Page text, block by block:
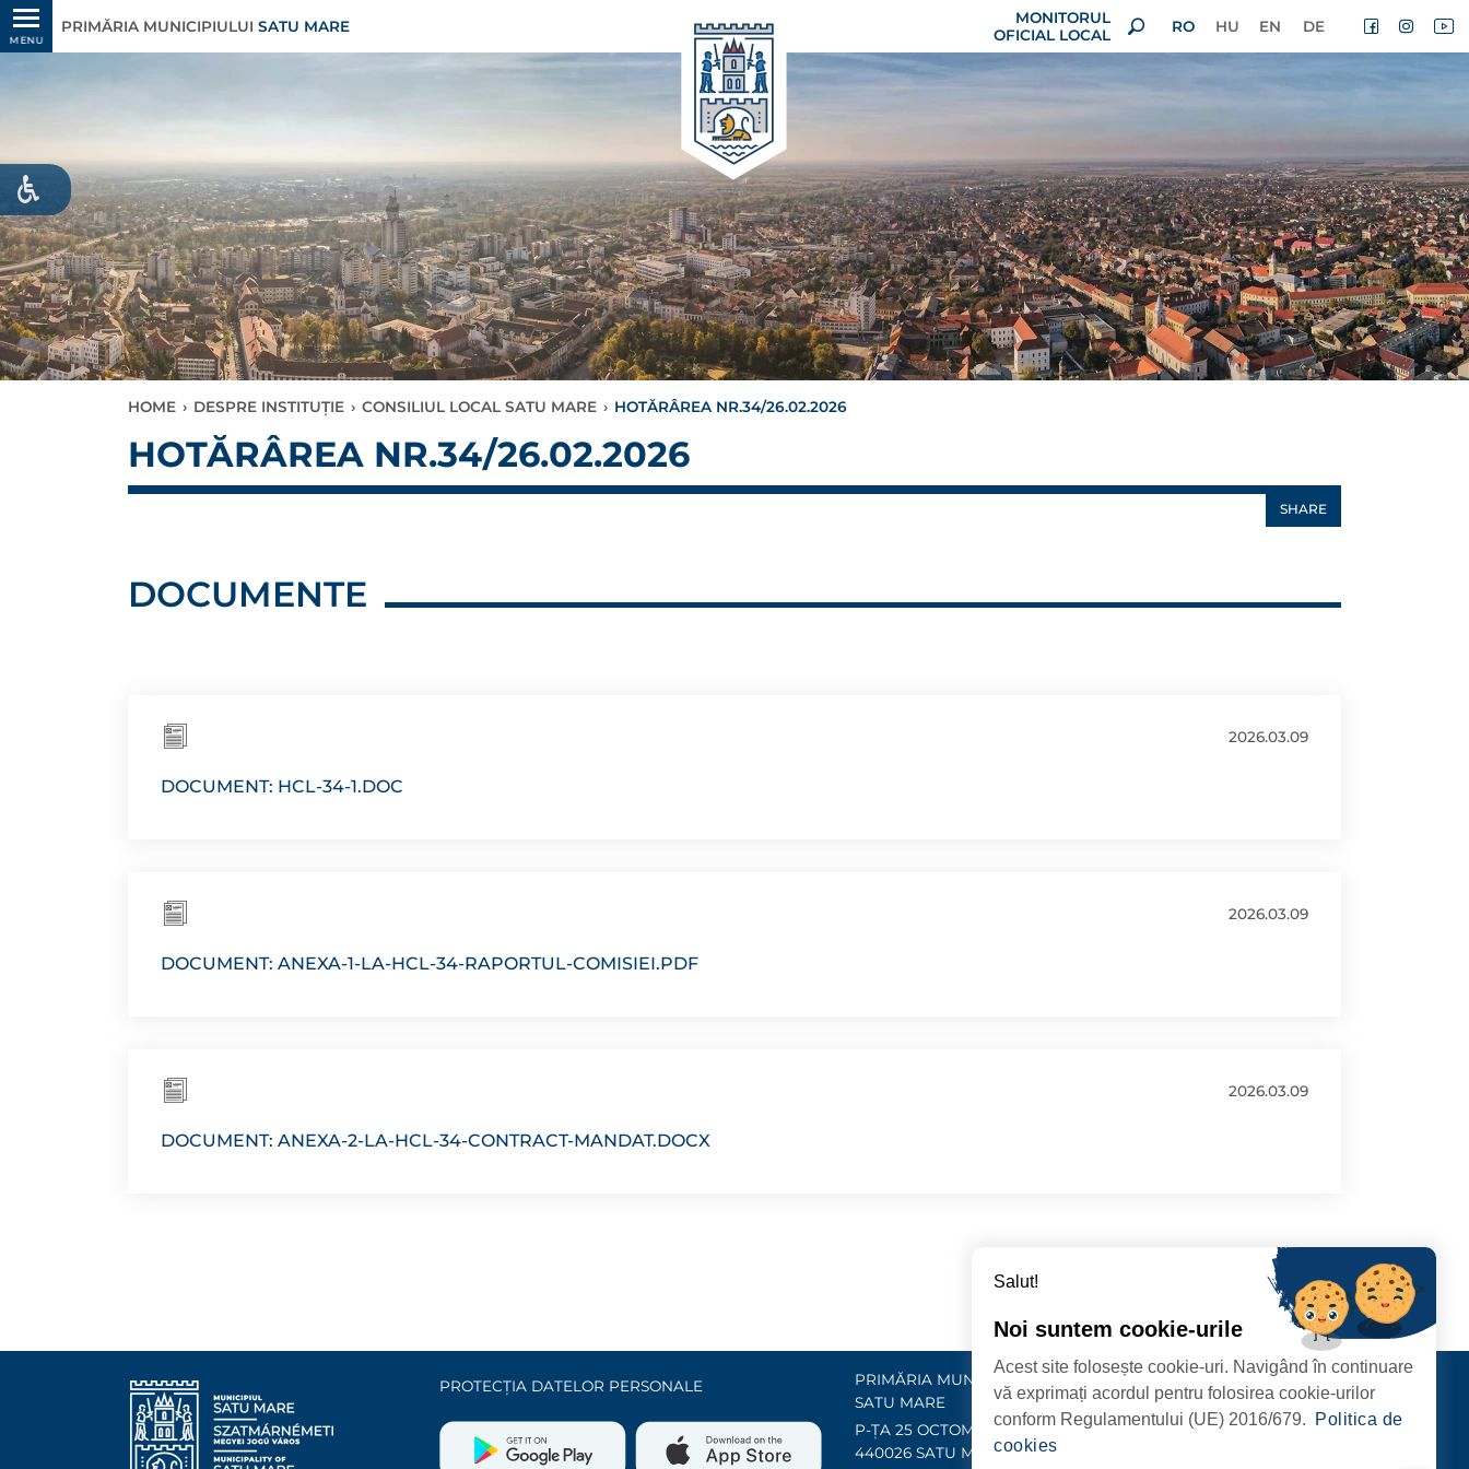
MENU
PRIMĂRIA MUNICIPIULUI SATU MARE
MONITORUL
OFICIAL LOCAL
RO HU EN DE
HOME › DESPRE INSTITUȚIE › CONSILIUL LOCAL SATU MARE › HOTĂRÂREA NR.34/26.02.2026
HOTĂRÂREA NR.34/26.02.2026
SHARE
DOCUMENTE
2026.03.09
DOCUMENT: HCL-34-1.DOC
2026.03.09
DOCUMENT: ANEXA-1-LA-HCL-34-RAPORTUL-COMISIEI.PDF
2026.03.09
DOCUMENT: ANEXA-2-LA-HCL-34-CONTRACT-MANDAT.DOCX
PROTECȚIA DATELOR PERSONALE
PRIMĂRIA MUNICIPIULUI
SATU MARE
P-ȚA 25 OCTOMBRIE, NR. 1 CORP M,
440026 SATU MARE
Contact
URMĂRIȚI-NE
Salut!
Noi suntem cookie-urile
Acest site folosește cookie-uri. Navigând în continuare
vă exprimați acordul pentru folosirea cookie-urilor
conform Regulamentului (UE) 2016/679.
Politica de
cookies